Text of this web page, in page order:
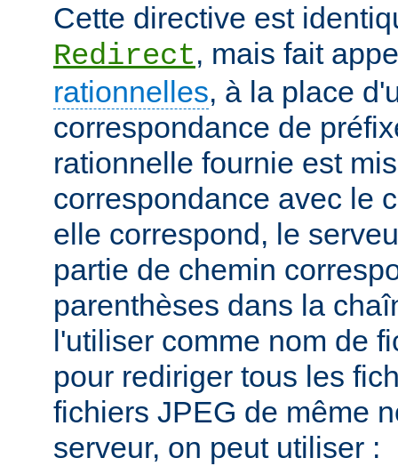
Cette directive est
Redirect, mais fait
rationnelles, à la place
correspondance de
rationnelle fournie est
correspondance avec le
elle correspond, le
partie de chemin
parenthèses dans la
l'utiliser comme nom de
pour rediriger tous les
fichiers JPEG de même
serveur, on peut utiliser :